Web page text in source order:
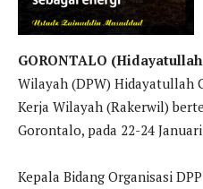
GORONTALO
Wilayah (DPW) Hidayatullah
Kerja Wilayah (Rakerwil)
Gorontalo, pada 22-24
Kepala Bidang Organisasi